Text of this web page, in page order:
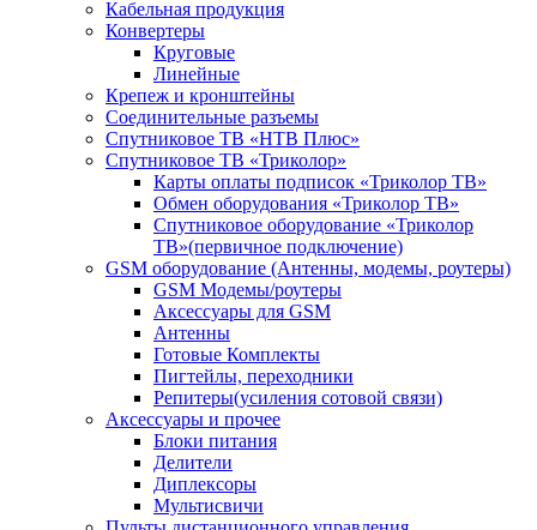
Кабельная продукция
Конвертеры
Круговые
Линейные
Крепеж и кронштейны
Соединительные разъемы
Спутниковое ТВ «НТВ Плюс»
Спутниковое ТВ «Триколор»
Карты оплаты подписок «Триколор ТВ»
Обмен оборудования «Триколор ТВ»
Спутниковое оборудование «Триколор
ТВ»(первичное подключение)
GSM оборудование (Антенны, модемы, роутеры)
GSM Модемы/роутеры
Аксессуары для GSM
Антенны
Готовые Комплекты
Пигтейлы, переходники
Репитеры(усиления сотовой связи)
Аксессуары и прочее
Блоки питания
Делители
Диплексоры
Мультисвичи